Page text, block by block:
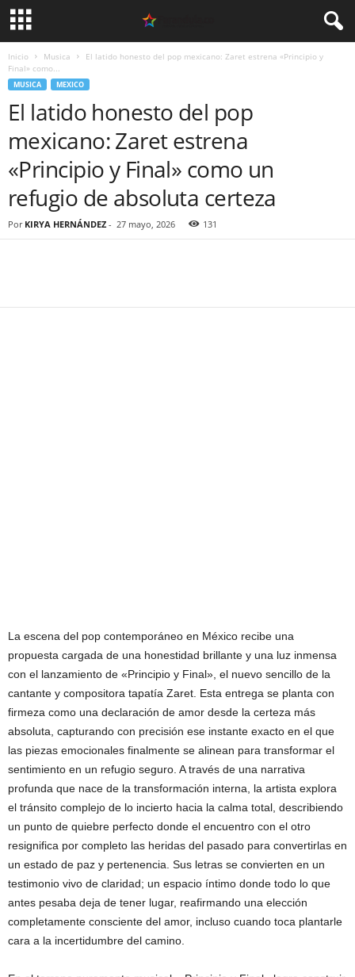
Inicio Musica
El latido honesto del pop mexicano: Zaret estrena «Principio y
Final» como...
MUSICA MEXICO
El latido honesto del pop
mexicano: Zaret estrena
«Principio y Final» como un
refugio de absoluta certeza
Por KIRYA HERNÁNDEZ- 27 mayo, 2026 131
La escena del pop contemporáneo en México recibe una
propuesta cargada de una honestidad brillante y una luz inmensa
con el lanzamiento de «Principio y Final», el nuevo sencillo de la
cantante y compositora tapatía Zaret. Esta entrega se planta con
firmeza como una declaración de amor desde la certeza más
absoluta, capturando con precisión ese instante exacto en el que
las piezas emocionales finalmente se alinean para transformar el
sentimiento en un refugio seguro. A través de una narrativa
profunda que nace de la transformación interna, la artista explora
el tránsito complejo de lo incierto hacia la calma total, describiendo
un punto de quiebre perfecto donde el encuentro con el otro
resignifica por completo las heridas del pasado para convertirlas en
un estado de paz y pertenencia. Sus letras se convierten en un
testimonio vivo de claridad; un espacio íntimo donde todo lo que
antes pesaba deja de tener lugar, reafirmando una elección
completamente consciente del amor, incluso cuando toca plantarle
cara a la incertidumbre del camino.